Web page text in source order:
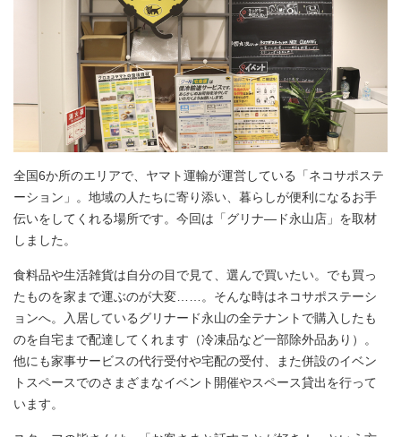
全国6か所のエリアで、ヤマト運輸が運営している「ネコサポステ
ーション」。地域の人たちに寄り添い、暮らしが便利になるお手
伝いをしてくれる場所です。今回は「グリナ―ド永山店」を取材
しました。
食料品や生活雑貨は自分の目で見て、選んで買いたい。でも買っ
たものを家まで運ぶのが大変……。そんな時はネコサポステーシ
ョンへ。入居しているグリナード永山の全テナントで購入したも
のを自宅まで配達してくれます（冷凍品など一部除外品あり）。
他にも家事サービスの代行受付や宅配の受付、また併設のイベン
トスペースでのさまざまなイベント開催やスペース貸出を行って
います。